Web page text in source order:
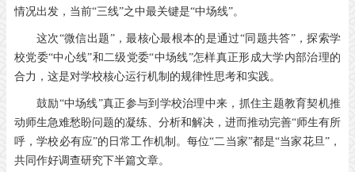
情况出发，当前“三线”之中最关键是“中场线”。
这次“微信出题”，最核心最根本的是通过“同题共答”，探索学
校党委“中心线”和二级党委“中场线”怎样真正形成大学内部治理的
合力，这是对学校核心运行机制的规律性思考和实践。
鼓励“中场线”真正参与到学校治理中来，抓住主题教育契机推
动师生急难愁盼问题的凝练、分析和解决，进而推动完善“师生有所
呼，学校必有应”的日常工作机制。每位“二当家”都是“当家花旦”，
共同作好调查研究下半篇文章。